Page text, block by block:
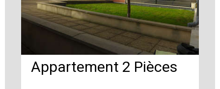
Appartement 2 Pièces